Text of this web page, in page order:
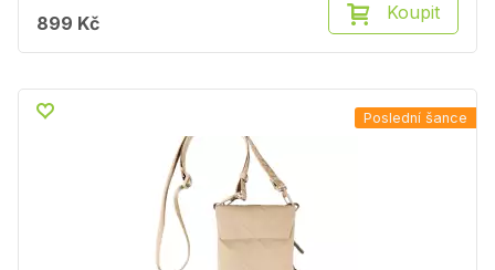
899 Kč Koupit
Poslední šance